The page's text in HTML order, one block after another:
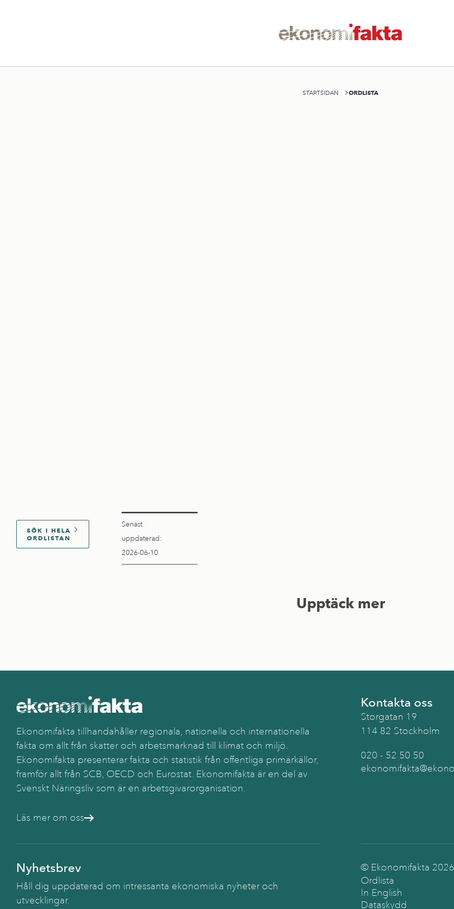
STARTSIDAN ORDLISTA
SÖK I HELA
ORDLISTAN
Senast
uppdaterad:
2026-06-10
Upptäck mer
Ekonomifakta tillhandahåller regionala, nationella och internationella
fakta om allt från skatter och arbetsmarknad till klimat och miljö.
Ekonomifakta presenterar fakta och statistik från offentliga primärkällor,
framför allt från SCB, OECD och Eurostat. Ekonomifakta är en del av
Svenskt Näringsliv som är en arbetsgivarorganisation.
Läs mer om oss
Kontakta oss
Storgatan 19
114 82 Stockholm
020 - 52 50 50
Nyhetsbrev
Håll dig uppdaterad om intressanta ekonomiska nyheter och
utvecklingar.
© Ekonomifakta 2026
Ordlista
In English
Dataskydd